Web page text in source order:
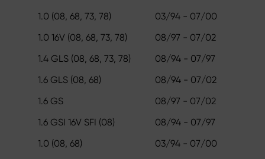
1.0 (08, 68, 73, 78)
03/94 - 07/00
1.0 16V (08, 68, 73, 78)
08/97 - 07/02
1.4 GLS (08, 68, 73, 78)
08/94 - 07/97
1.6 GLS (08, 68)
08/94 - 07/02
1.6 GS
08/97 - 07/02
1.6 GSI 16V SFI (08)
08/94 - 07/97
1.0 (08, 68)
03/94 - 07/00